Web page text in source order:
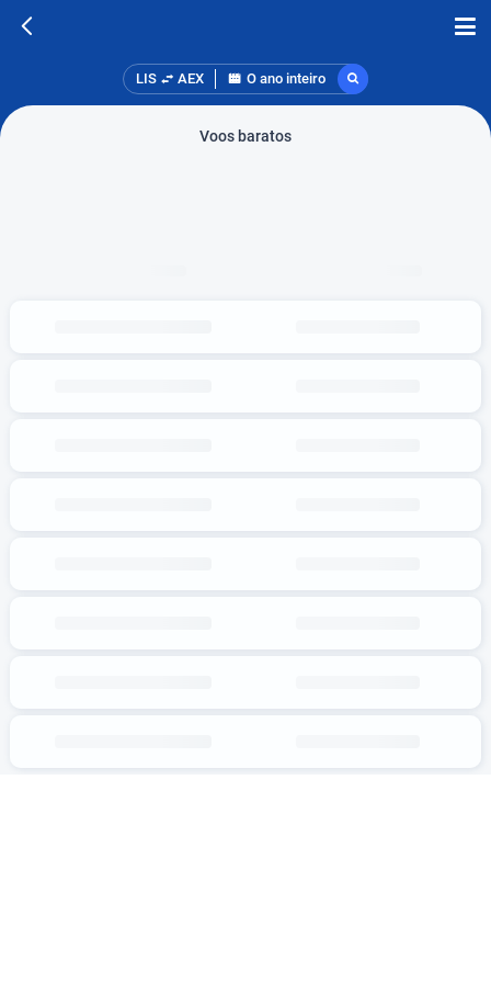
LIS AEX O ano inteiro
Voos baratos